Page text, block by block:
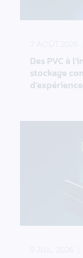
Des PVC à
stockage